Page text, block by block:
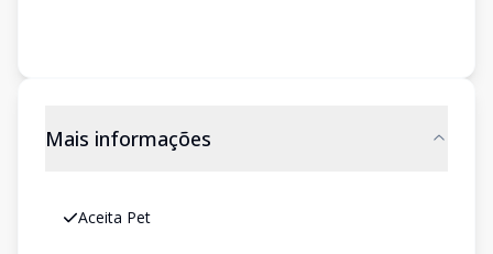
Mais informações
Aceita Pet